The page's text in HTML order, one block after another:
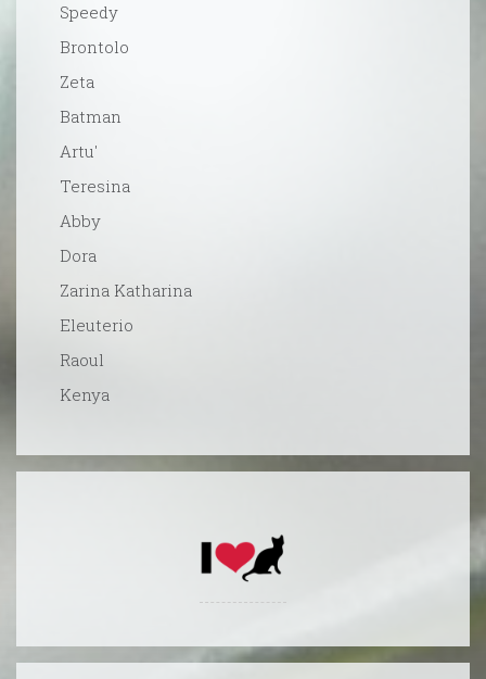
Speedy
Brontolo
Zeta
Batman
Artu'
Teresina
Abby
Dora
Zarina Katharina
Eleuterio
Raoul
Kenya